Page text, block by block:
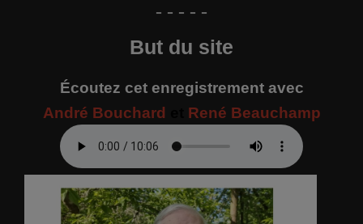
- - - - -
But du site
Écoutez cet enregistrement avec
André Bouchard
René Beauchamp